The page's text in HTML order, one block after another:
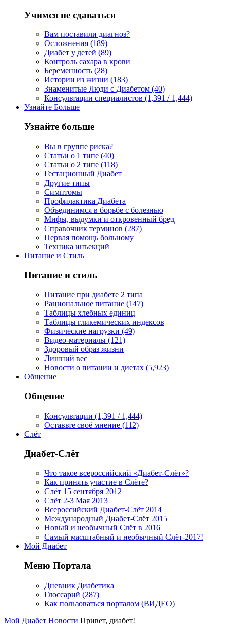
Учимся не сдаваться
Вам поставили диагноз?
Осложнения (189)
Диабет у детей (89)
Контроль сахара в крови
Беременность (28)
Истории из жизни (183)
Знаменитые Люди с Диабетом (40)
Консультации специалистов (1,391 / 1,444)
Узнайте Больше
Узнайте больше
Вы в группе риска?
Статьи о 1 типе (40)
Статьи о 2 типе (118)
Гестационный Диабет
Другие типы
Симптомы
Профилактика Диабета
Объединимся в борьбе с болезнью
Мифы, выдумки и откровенный бред
Справочник терминов (287)
Первая помощь больному
Техника инъекций
Питание и Стиль
Питание и стиль
Питание при диабете 2 типа
Рациональное питание (147)
Таблицы хлебных единиц
Таблицы гликемических индексов
Физические нагрузки (49)
Видео-материалы (121)
Здоровый образ жизни
Лишний вес
Новости о питании и диетах (5,923)
Общение
Общение
Консультации (1,391 / 1,444)
Оставьте своё мнение (112)
Слёт
Диабет-Слёт
Что такое всероссийский «Диабет-Слёт»?
Как принять участие в Слёте?
Слёт 15 сентября 2012
Слёт 2-3 Мая 2013
Всероссийский Диабет-Слёт 2014
Международный Диабет-Слёт 2015
Новый и необычный Слёт в 2016
Самый масштабный и необычный Слёт-2017!
Мой Диабет
Меню Портала
Дневник Диабетика
Глоссарий (287)
Как пользоваться порталом (ВИДЕО)
Мой Диабет Новости Привет, диабет!